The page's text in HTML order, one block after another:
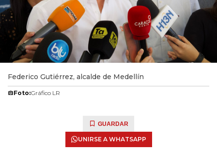
Federico Gutiérrez, alcalde de Medellín
Foto:Gráfico LR
GUARDAR
UNIRSE A WHATSAPP